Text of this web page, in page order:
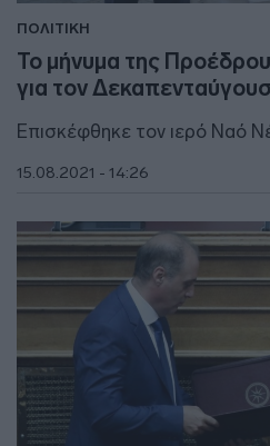
ΠΟΛΙΤΙΚΗ
Το μήνυμα της
για τον
Επισκέφθηκε τον ιερό Ναό
15.08.2021 - 14:26